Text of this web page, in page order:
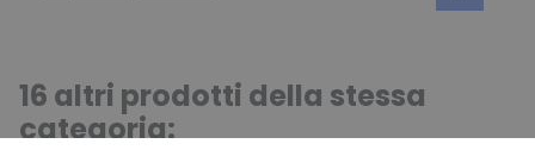
16 altri prodotti della stessa
categoria: